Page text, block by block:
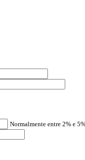
Normalmente entre 2% e